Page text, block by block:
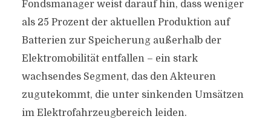
Fondsmanager weist darauf hin, dass weniger
als 25 Prozent der aktuellen Produktion auf
Batterien zur Speicherung außerhalb der
Elektromobilität entfallen – ein stark
wachsendes Segment, das den Akteuren
zugutekommt, die unter sinkenden Umsätzen
im Elektrofahrzeugbereich leiden.